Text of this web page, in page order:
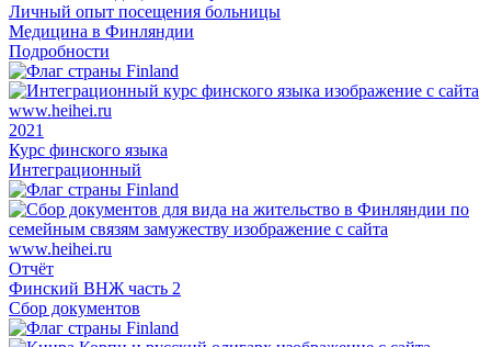
Личный опыт посещения больницы
Медицина в Финляндии
Подробности
2021
Курс финского языка
Интеграционный
Отчёт
Финский ВНЖ часть 2
Сбор документов